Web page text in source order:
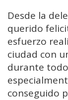
Desde la
querido
esfuerzo
ciudad con
durante
conseguido